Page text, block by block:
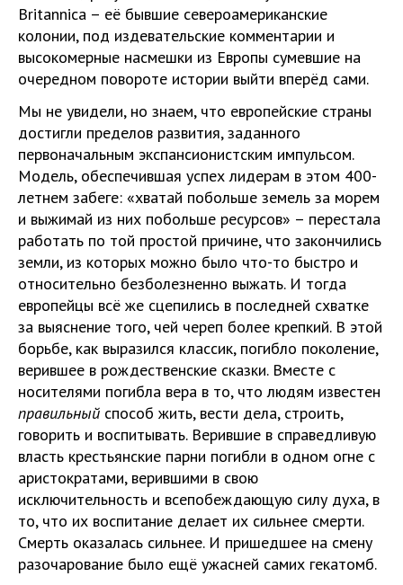
Britannica – её бывшие североамериканские
колонии, под издевательские комментарии и
высокомерные насмешки из Европы сумевшие на
очередном повороте истории выйти вперёд сами.
Мы не увидели, но знаем, что европейские страны
достигли пределов развития, заданного
первоначальным экспансионистским импульсом.
Модель, обеспечившая успех лидерам в этом 400-
летнем забеге: «хватай побольше земель за морем
и выжимай из них побольше ресурсов» – перестала
работать по той простой причине, что закончились
земли, из которых можно было что-то быстро и
относительно безболезненно выжать. И тогда
европейцы всё же сцепились в последней схватке
за выяснение того, чей череп более крепкий. В этой
борьбе, как выразился классик, погибло поколение,
верившее в рождественские сказки. Вместе с
носителями погибла вера в то, что людям известен
правильный способ жить, вести дела, строить,
говорить и воспитывать. Верившие в справедливую
власть крестьянские парни погибли в одном огне с
аристократами, верившими в свою
исключительность и всепобеждающую силу духа, в
то, что их воспитание делает их сильнее смерти.
Смерть оказалась сильнее. И пришедшее на смену
разочарование было ещё ужасней самих гекатомб.